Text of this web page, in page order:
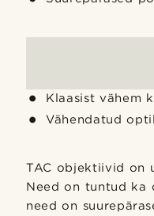
Klaasist vähem
Vähendatud
TAC objektiivid on
Need on tuntud ka
need on